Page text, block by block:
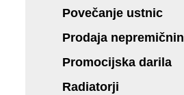
Povečanje ustnic
Prodaja nepremičnin
Promocijska darila
Radiatorji